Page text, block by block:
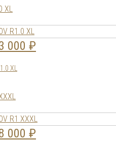
000 ₽
XL
000 ₽